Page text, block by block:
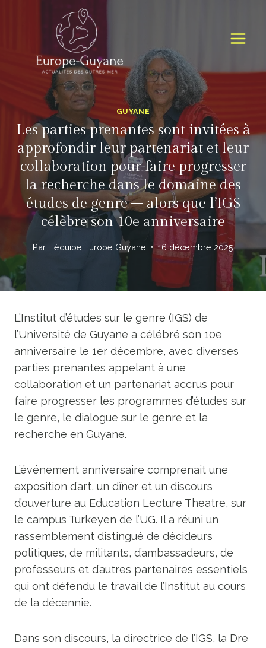
GUYANE
Les parties prenantes sont invitées à
approfondir leur partenariat et leur
collaboration pour faire progresser
la recherche dans le domaine des
études de genre – alors que l’IGS
célèbre son 10e anniversaire
Par L'équipe Europe Guyane 16 décembre 2025
L’Institut d’études sur le genre (IGS) de
l’Université de Guyane a célébré son 10e
anniversaire le 1er décembre, avec diverses
parties prenantes appelant à une
collaboration et un partenariat accrus pour
faire progresser les programmes d’études sur
le genre, le dialogue sur le genre et la
recherche en Guyane.
L’événement anniversaire comprenait une
exposition d’art, un dîner et un discours
d’ouverture au Education Lecture Theatre, sur
le campus Turkeyen de l’UG. Il a réuni un
rassemblement distingué de décideurs
politiques, de militants, d’ambassadeurs, de
professeurs et d’autres partenaires essentiels
qui ont défendu le travail de l’Institut au cours
de la décennie.
Dans son discours, la directrice de l’IGS, la Dre